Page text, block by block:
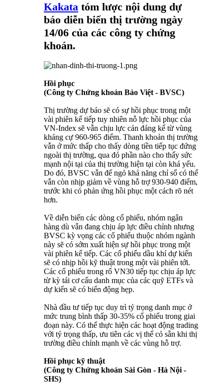
Kakata tóm lược nội dung dự
báo diễn biến thị trường ngày
14/06 của các công ty chứng
khoán.
Hồi phục
(Công ty Chứng khoán Bảo Việt - BVSC)
Thị trường dự báo sẽ có sự hồi phục trong một
vài phiên kế tiếp tuy nhiên nỗ lực hồi phục của
VN-Index sẽ vẫn chịu lực cản đáng kể từ vùng
kháng cự 960-965 điểm. Thanh khoản thị trường
vẫn ở mức thấp cho thấy dòng tiền tiếp tục đứng
ngoài thị trường, qua đó phần nào cho thấy sức
mạnh nội tại của thị trường hiện tại còn khá yếu.
Do đó, BVSC vẫn để ngỏ khả năng chỉ số có thể
vẫn còn nhịp giảm về vùng hỗ trợ 930-940 điểm,
trước khi có phản ứng hồi phục một cách rõ nét
hơn.
Về diễn biến các dòng cổ phiếu, nhóm ngân
hàng dù vẫn đang chịu áp lực điều chỉnh nhưng
BVSC kỳ vọng các cổ phiếu thuộc nhóm ngành
này sẽ có sớm xuất hiện sự hồi phục trong một
vài phiên kế tiếp. Các cổ phiếu dầu khí dự kiến
sẽ có nhịp hồi kỹ thuật trong một vài phiên tới.
Các cổ phiếu trong rổ VN30 tiếp tục chịu áp lực
từ kỳ tái cơ cấu danh mục của các quỹ ETFs và
dự kiến sẽ có biến động hẹp.
Nhà đầu tư tiếp tục duy trì tỷ trọng danh mục ở
mức trung bình thấp 30-35% cổ phiếu trong giai
đoạn này. Có thể thực hiện các hoạt động trading
với tỷ trọng thấp, ưu tiên các vị thế có sẵn khi thị
trường điều chỉnh mạnh về các vùng hỗ trợ.
Hồi phục kỹ thuật
(Công ty Chứng khoán Sài Gòn - Hà Nội -
SHS)